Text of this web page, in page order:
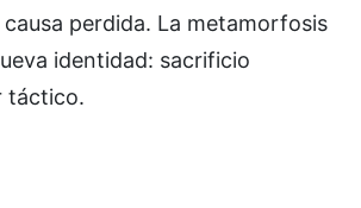
perdida. La metamorfosis
identidad: sacrificio
táctico.